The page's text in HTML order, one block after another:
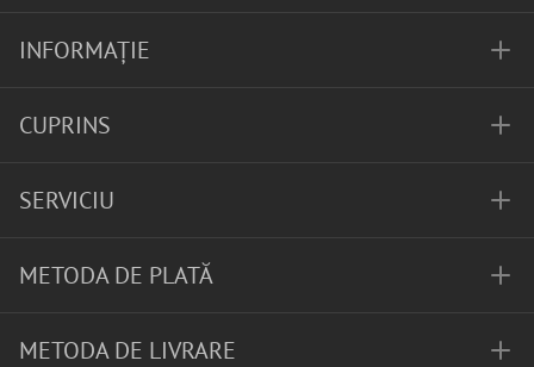
INFORMAȚIE
CUPRINS
SERVICIU
METODA DE PLATĂ
METODA DE LIVRARE